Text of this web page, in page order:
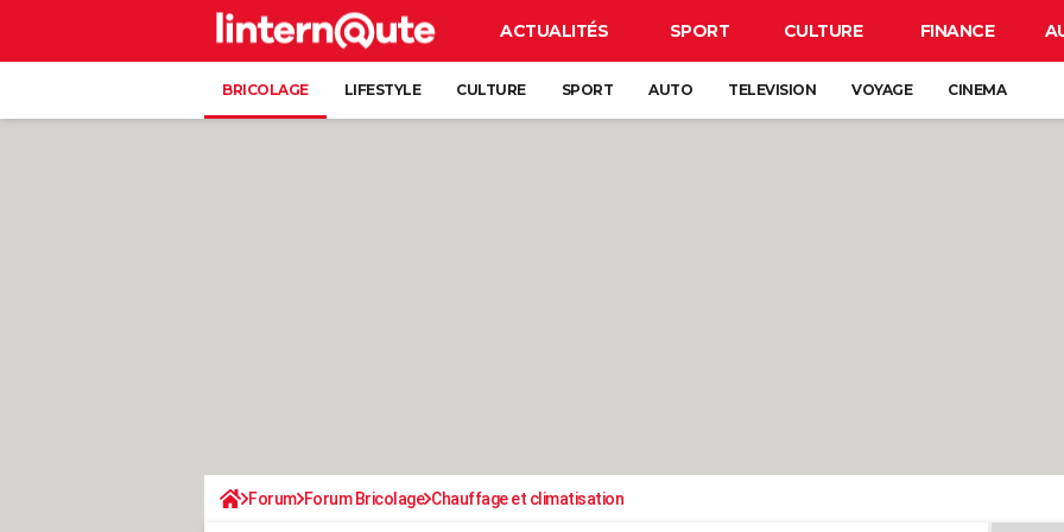
ACTUALITÉS SPORT CULTURE FINANCE
BRICOLAGE LIFESTYLE CULTURE SPORT AUTO TELEVISION VOYAGE CINEMA
Forum Forum Bricolage Chauffage et climatisation